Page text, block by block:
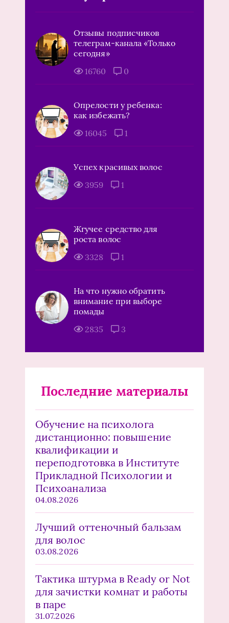
Отзывы подписчиков
телеграм-канала «Только
сегодня»
16760
0
Опрелости у ребенка:
как избежать?
16045
1
Успех красивых волос
3959
1
Жгучее средство для
роста волос
3328
1
На что нужно обратить
внимание при выборе
помады
2835
3
Последние материалы
Обучение на психолога
дистанционно: повышение
квалификации и
переподготовка в Институте
Прикладной Психологии и
Психоанализа
04.08.2026
Лучший оттеночный бальзам
для волос
03.08.2026
Тактика штурма в Ready or Not
для зачистки комнат и работы
в паре
31.07.2026